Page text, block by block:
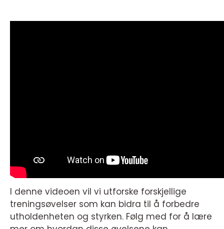
I denne videoen vil vi utforske forskjellige
treningsøvelser som kan bidra til å forbedre
utholdenheten og styrken. Følg med for å lære